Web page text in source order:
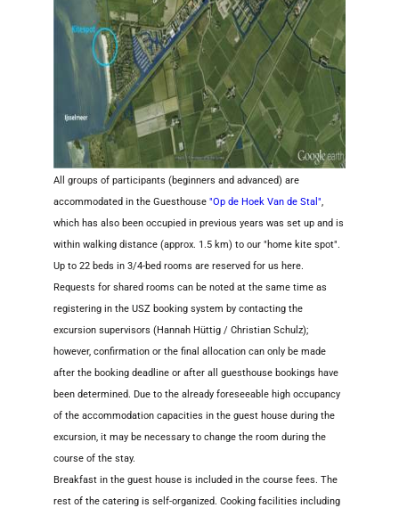
All groups of participants (beginners and advanced) are
accommodated in the Guesthouse "Op de Hoek Van de Stal",
which has also been occupied in previous years was set up and is
within walking distance (approx. 1.5 km) to our "home kite spot".
Up to 22 beds in 3/4-bed rooms are reserved for us here.
Requests for shared rooms can be noted at the same time as
registering in the USZ booking system by contacting the
excursion supervisors (Hannah Hüttig / Christian Schulz);
however, confirmation or the final allocation can only be made
after the booking deadline or after all guesthouse bookings have
been determined. Due to the already foreseeable high occupancy
of the accommodation capacities in the guest house during the
excursion, it may be necessary to change the room during the
course of the stay.
Breakfast in the guest house is included in the course fees. The
rest of the catering is self-organized. Cooking facilities including